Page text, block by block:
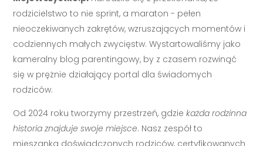
rodzicielstwo to nie sprint, a maraton - pełen
nieoczekiwanych zakrętów, wzruszających momentów i
codziennych małych zwycięstw. Wystartowaliśmy jako
kameralny blog parentingowy, by z czasem rozwinąć
się w prężnie działający portal dla świadomych
rodziców.
Od 2024 roku tworzymy przestrzeń, gdziekażda rodzinna
historia znajduje swoje miejsce. Nasz zespół to